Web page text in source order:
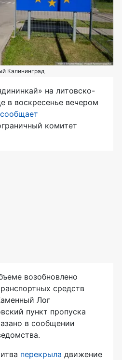
Калининград
на литовско-
в воскресенье вечером
сообщает
комитет
возобновлено
средств
Лог
пункт пропуска
в сообщении
перекрыла движение